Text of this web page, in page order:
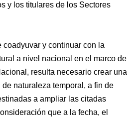
y los titulares de los Sectores
y continuar con la
a nivel nacional en el marco de
resulta necesario crear una
naturaleza temporal, a fin de
a ampliar las citadas
que a la fecha, el